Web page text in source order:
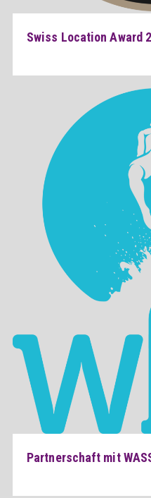
Swiss Location Award
Partnerschaft mit